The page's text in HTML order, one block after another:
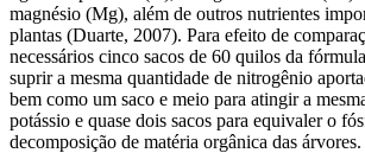
magnésio (Mg), além de outros nutrientes
plantas (Duarte, 2007). Para efeito de
necessários cinco sacos de 60 quilos da
suprir a mesma quantidade de nitrogênio
bem como um saco e meio para atingir a
potássio e quase dois sacos para equivaler o
decomposição de matéria orgânica das árvores.